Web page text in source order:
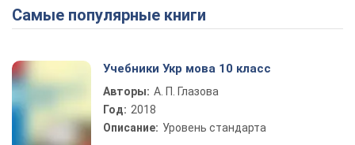
Самые популярные книги
Учебники Укр мова 10 класс
Авторы: А. П. Глазова
Год: 2018
Описание: Уровень стандарта